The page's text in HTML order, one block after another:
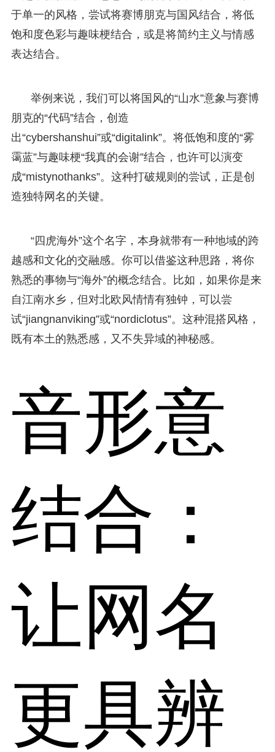
于单一的风格，尝试将赛博朋克与国风结合，将低
饱和度色彩与趣味梗结合，或是将简约主义与情感
表达结合。
举例来说，我们可以将国风的“山水”意象与赛博
朋克的“代码”结合，创造
出“cybershanshui”或“digitalink”。将低饱和度的“雾
霭蓝”与趣味梗“我真的会谢”结合，也许可以演变
成“mistynothanks”。这种打破规则的尝试，正是创
造独特网名的关键。
“四虎海外”这个名字，本身就带有一种地域的跨
越感和文化的交融感。你可以借鉴这种思路，将你
熟悉的事物与“海外”的概念结合。比如，如果你是来
自江南水乡，但对北欧风情情有独钟，可以尝
试“jiangnanviking”或“nordiclotus”。这种混搭风格，
既有本土的熟悉感，又不失异域的神秘感。
音形意
结合：
让网名
更具辨